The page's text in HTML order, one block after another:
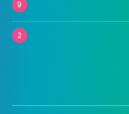
9
2